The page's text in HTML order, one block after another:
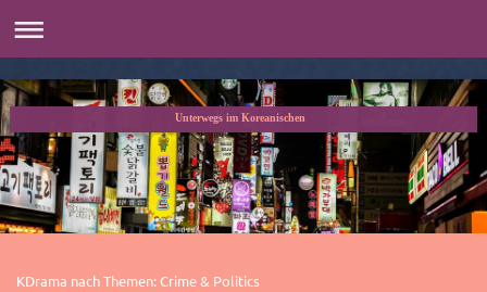
Unterwegs im Koreanischen
KDrama nach Themen: Crime & Politics